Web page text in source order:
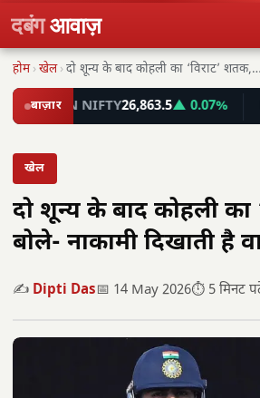
दबंगआवाज़
होम ›खेल ›दो शून्य के बाद कोहली का ‘विराट’ शतक,…
बाज़ार
FIN NIFTY26,863.5▲ 0.07%
खेल
दो शून्य के बाद कोहली का
बोले- नाकामी दिखाती है
✍️ Dipti Das📅 14 May 2026⏱️ 5 मिनट